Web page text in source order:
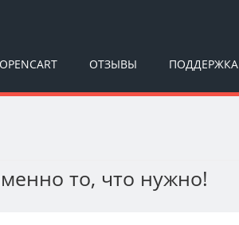
ОТЗЫВЫ ПОДДЕРЖКА
то, что нужно!